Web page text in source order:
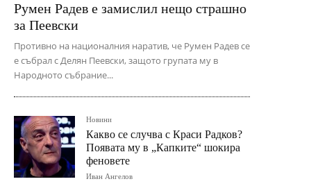
Румен Радев е замислил нещо страшно
за Пеевски
Противно на националния наратив, че Румен Радев се
е събрал с Делян Пеевски, защото групата му в
Народното събрание...
Новини
Какво се случва с Краси Радков?
Появата му в „Капките“ шокира
феновете
Иван Ангелов